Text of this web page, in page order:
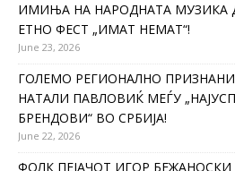
ИМИЊА НА НАРОДНАТА МУЗИКА
ЕТНО ФЕСТ „ИМАТ НЕМАТ“!
June 23, 2026
ГОЛЕМО РЕГИОНАЛНО
НАТАЛИ ПАВЛОВИЌ МЕЃУ
БРЕНДОВИ“ ВО СРБИЈА!
June 22, 2026
ФОЛК ПЕЈАЧОТ ИГОР